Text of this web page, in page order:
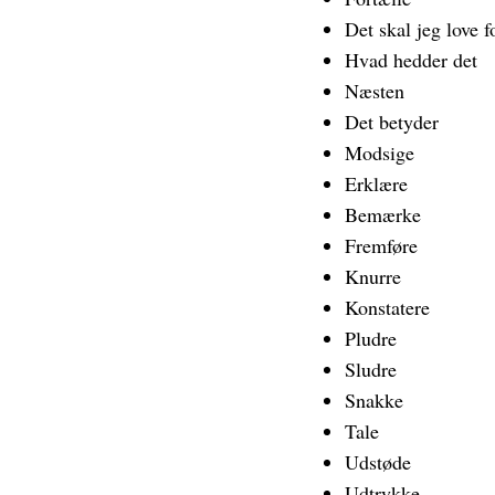
Det skal jeg love
Hvad hedder det
Næsten
Det betyder
Modsige
Erklære
Bemærke
Fremføre
Knurre
Konstatere
Pludre
Sludre
Snakke
Tale
Udstøde